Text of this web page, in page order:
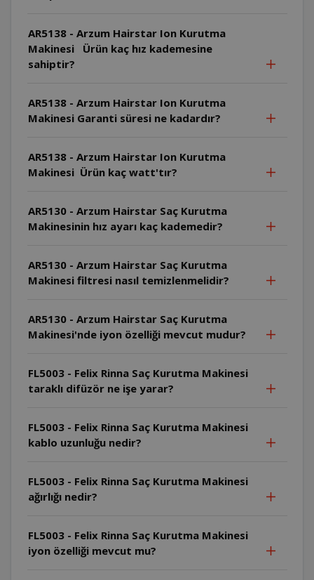
AR5138 - Arzum Hairstar Ion Kurutma
Makinesi Ürün kaç hız kademesine
sahiptir?
AR5138 - Arzum Hairstar Ion Kurutma
Makinesi Garanti süresi ne kadardır?
AR5138 - Arzum Hairstar Ion Kurutma
Makinesi Ürün kaç watt'tır?
AR5130 - Arzum Hairstar Saç Kurutma
Makinesinin hız ayarı kaç kademedir?
AR5130 - Arzum Hairstar Saç Kurutma
Makinesi filtresi nasıl temizlenmelidir?
AR5130 - Arzum Hairstar Saç Kurutma
Makinesi'nde iyon özelliği mevcut mudur?
FL5003 - Felix Rinna Saç Kurutma Makinesi
taraklı difüzör ne işe yarar?
FL5003 - Felix Rinna Saç Kurutma Makinesi
kablo uzunluğu nedir?
FL5003 - Felix Rinna Saç Kurutma Makinesi
ağırlığı nedir?
FL5003 - Felix Rinna Saç Kurutma Makinesi
iyon özelliği mevcut mu?